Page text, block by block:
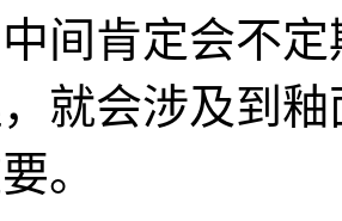
间肯定会不
就会涉及到
。